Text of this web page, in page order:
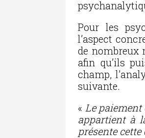
Pour les
l’aspect
de nombreux
afin qu’ils
champ,
suivante.
« Le paiement
appartient à
présente